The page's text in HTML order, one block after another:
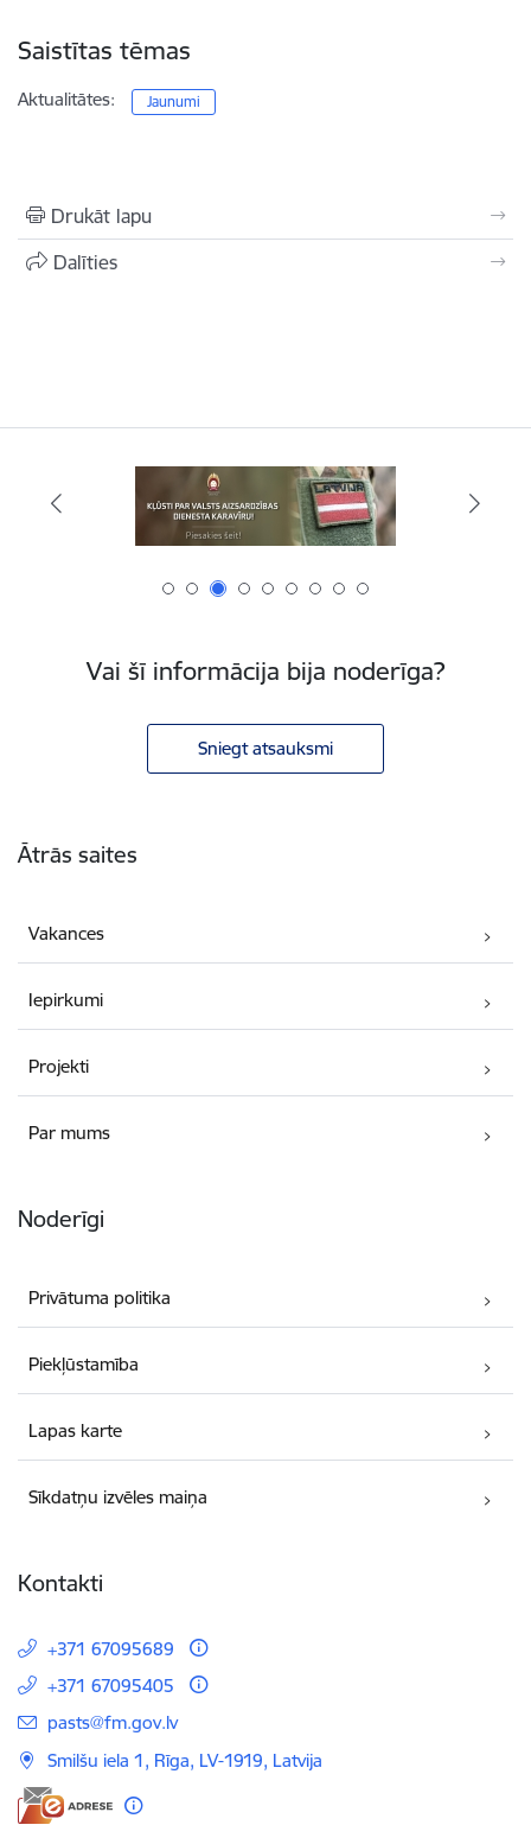
Saistītas tēmas
Aktualitātes: Jaunumi
Drukāt lapu
Dalīties
Vai šī informācija bija noderīga?
Sniegt atsauksmi
Ātrās saites
Vakances
Iepirkumi
Projekti
Par mums
Noderīgi
Privātuma politika
Piekļūstamība
Lapas karte
Sīkdatņu izvēles maiņa
Kontakti
+371 67095689
+371 67095405
E-pasts:
pasts@fm.gov.lv
Smilšu iela 1, Rīga, LV-1919, Latvija